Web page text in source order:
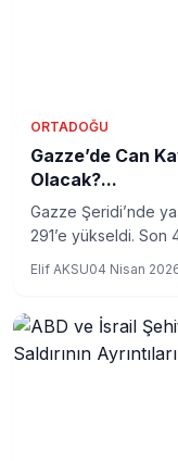
ORTADOĞU
Gazze’de Can
Olacak?...
Gazze Şeridi’nde
291’e yükseldi. Son
Elif AKSU04 Nisan